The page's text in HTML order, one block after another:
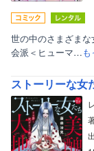
世の中のさまざま
会派＜ヒューマ…
ストーリーな女